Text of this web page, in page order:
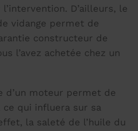
D’ailleurs, le
vidange permet de
constructeur de
l’avez achetée chez un
d’un moteur permet de
ce qui influera sur sa
la saleté de l’huile du